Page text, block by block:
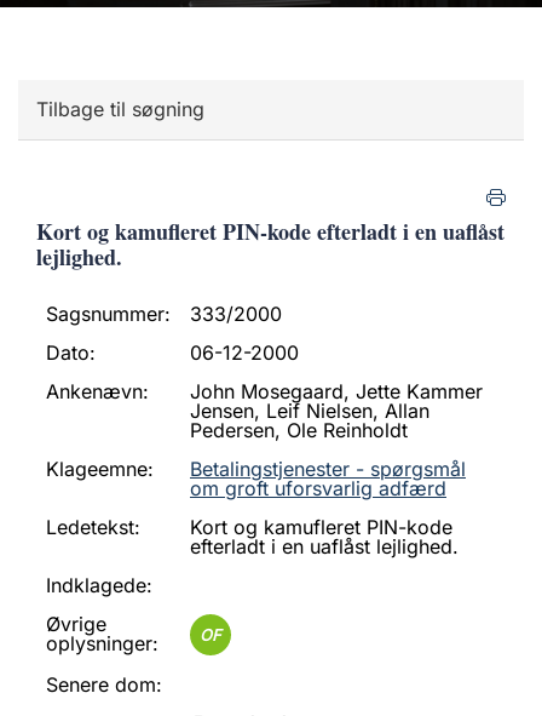
Tilbage til søgning
Kort og kamufleret PIN-kode efterladt i en uaflåst
lejlighed.
Sagsnummer:
333/2000
Dato:
06-12-2000
Ankenævn:
John Mosegaard, Jette Kammer
Jensen, Leif Nielsen, Allan
Pedersen, Ole Reinholdt
Klageemne:
Betalingstjenester - spørgsmål
om groft uforsvarlig adfærd
Ledetekst:
Kort og kamufleret PIN-kode
efterladt i en uaflåst lejlighed.
Indklagede:
Øvrige
oplysninger:
OF
Senere dom: